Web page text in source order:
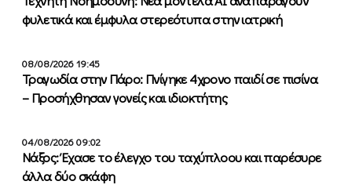
φυλετικά και έμφυλα στερεότυπα στην ιατρική
08/08/2026 19:45
Τραγωδία στην Πάρο: Πνίγηκε 4χρονο παιδί σε πισίνα
– Προσήχθησαν γονείς και ιδιοκτήτης
04/08/2026 09:02
Νάξος: Έχασε το έλεγχο του ταχύπλοου και παρέσυρε
άλλα δύο σκάφη